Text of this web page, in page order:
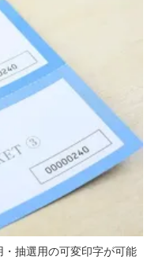
抽選用の可変印字が可能